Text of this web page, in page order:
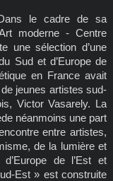
le cadre de sa
moderne - Centre
une sélection d’une
Sud et d’Europe de
en France avait
jeunes artistes sud-
Victor Vasarely. La
néanmoins une part
entre artistes,
de la lumière et
de l’Est et
Est » est construite